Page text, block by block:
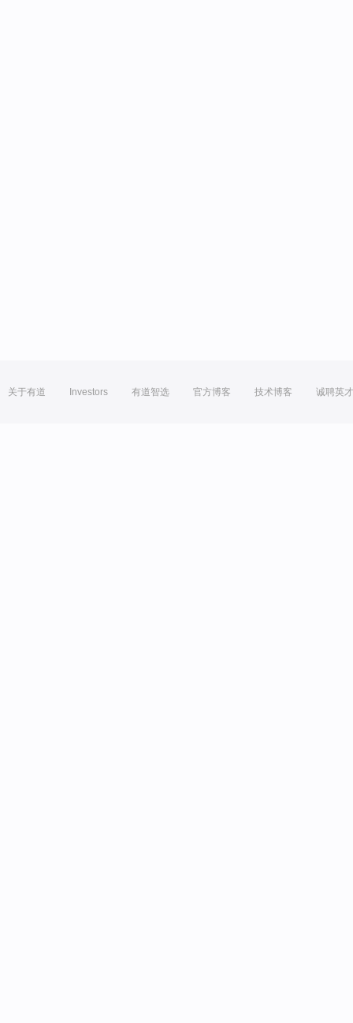
关于有道 Investors 有道智选 官方博客 技术博客 诚聘英才